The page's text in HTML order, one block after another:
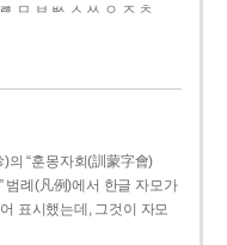
ㅁ ㅂ ㅄ ㅅ ㅆ ㅇ ㅈ ㅊ
의 “훈몽자회(訓蒙字會)
범례(凡例)에서 한글 자모가
표시했는데, 그것이 자모